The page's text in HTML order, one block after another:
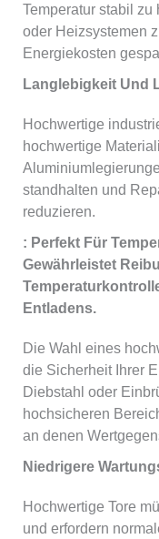
Temperatur stabil
oder Heizsystemen
Energiekosten
Langlebigkeit Und
Hochwertige
hochwertige
standhalten und
reduzieren.
: Perfekt Für
Gewährleistet
Entladens.
Die Wahl eines
die Sicherheit Ihrer
Diebstahl oder
hochsicheren
an denen
Niedrigere
Hochwertige Tore
und erfordern